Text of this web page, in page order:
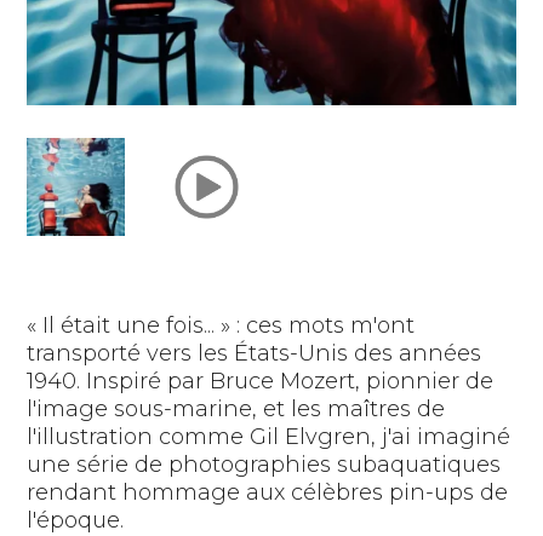
« Il était une fois... » : ces mots m'ont
transporté vers les États-Unis des années
1940. Inspiré par Bruce Mozert, pionnier de
l'image sous-marine, et les maîtres de
l'illustration comme Gil Elvgren, j'ai imaginé
une série de photographies subaquatiques
rendant hommage aux célèbres pin-ups de
l'époque.